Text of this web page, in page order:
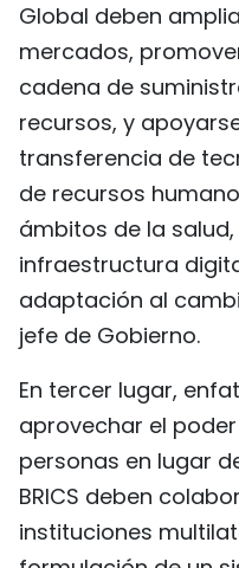
Global deben
mercados,
cadena de
recursos, y
transferencia de
de recursos
ámbitos de la
infraestructura
adaptación al
jefe de Gobierno.
En tercer lugar,
aprovechar el
personas en lugar
BRICS deben
instituciones